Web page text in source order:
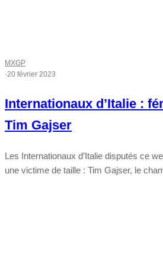
MXGP
·20 février 2023
Internationaux d’Italie :
Tim Gajser
Les Internationaux d’Italie disputés ce
une victime de taille : Tim Gajser, le